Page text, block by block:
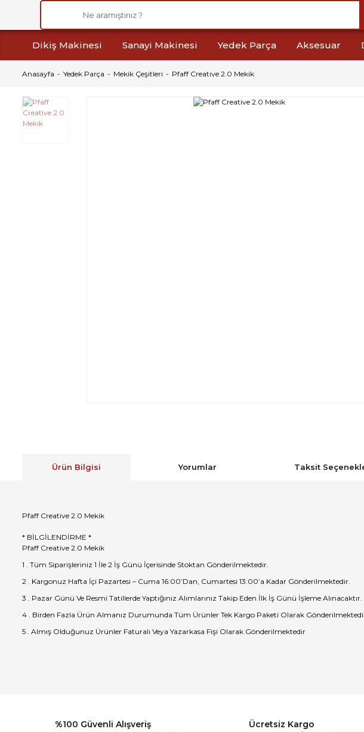
Dikiş Makinesi Sanayi Makinesi Yedek Parça Aksesuar
Anasayfa Yedek Parça Mekik Çeşitleri Pfaff Creative 2.0 Mekik
Ürün Bilgisi Yorumlar Taksit
Pfaff Creative 2.0 Mekik
* BİLGİLENDİRME *
Pfaff Creative 2.0 Mekik
1 . Tüm Siparişleriniz 1 İle 2 İş Günü İçerisinde Stoktan Gönderilmektedir.
2 . Kargonuz Hafta İçi Pazartesi – Cuma 16:00’Dan, Cumartesi 13:00’a Kadar Gönderilmektedir.
3 . Pazar Günü Ve Resmi Tatillerde Yaptığınız Alımlarınız Takip Eden İlk İş Günü İşleme Alınacaktır.
4 . Birden Fazla Ürün Almanız Durumunda Tüm Ürünler Tek Kargo Paketi Olarak
5 . Almış Olduğunuz Ürünler Faturalı Veya Yazarkasa Fişi Olarak Gönderilmektedir
Bu
%100 Güvenli Alışveriş
Ücretsiz Kargo